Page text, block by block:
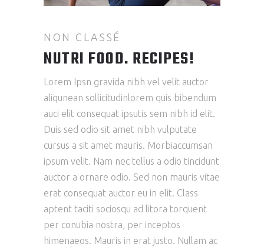
NON CLASSÉ
NUTRI FOOD. RECIPES!
Lorem Ipsn gravida nibh vel velit auctor
aliqunean sollicitudinlorem quis bibendum
auci elit consequat ipsutis sem nibh id elit.
Duis sed odio sit amet nibh vulputate
cursus a sit amet mauris. Morbiaccumsan
ipsum velit. Nam nec tellus a odio tincidunt
auctor a ornare odio. Sed non mauris vitae
erat consequat auctor eu in elit. Class
aptent taciti sociosqu ad litora torquent
per conubia nostra, per inceptos
himenaeos. Mauris in erat justo. Nullam ac